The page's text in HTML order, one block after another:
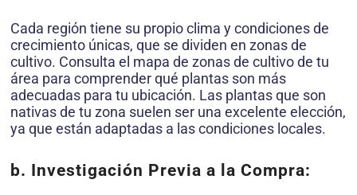
Cada región tiene su propio clima y condiciones de
crecimiento únicas, que se dividen en zonas de
cultivo. Consulta el mapa de zonas de cultivo de tu
área para comprender qué plantas son más
adecuadas para tu ubicación. Las plantas que son
nativas de tu zona suelen ser una excelente elección,
ya que están adaptadas a las condiciones locales.
b. Investigación Previa a la Compra: